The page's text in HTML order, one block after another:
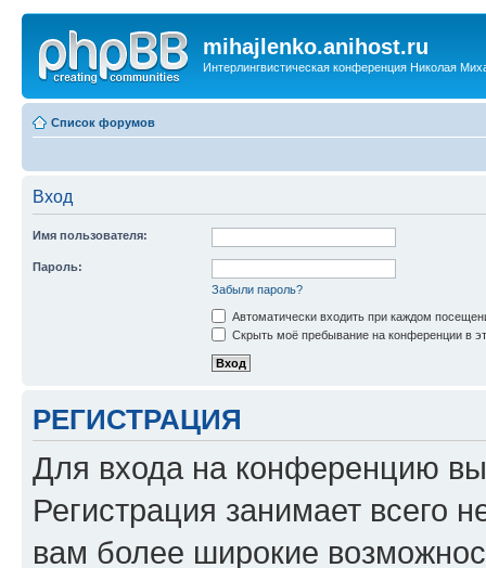
mihajlenko.anihost.ru
Интерлингвистическая конференция Николая
Список форумов
Вход
Имя пользователя:
Пароль:
Забыли пароль?
Автоматически входить при каждом
Скрыть моё пребывание на конференции в
РЕГИСТРАЦИЯ
Для входа на конференцию
Регистрация занимает всего
вам более широкие